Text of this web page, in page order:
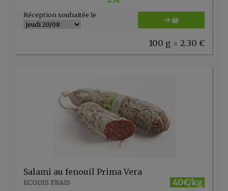
Réception souhaitée le
100 g = 2.30 €
Salami au fenouil Prima Vera
ECODIS FRAIS 40€/kg